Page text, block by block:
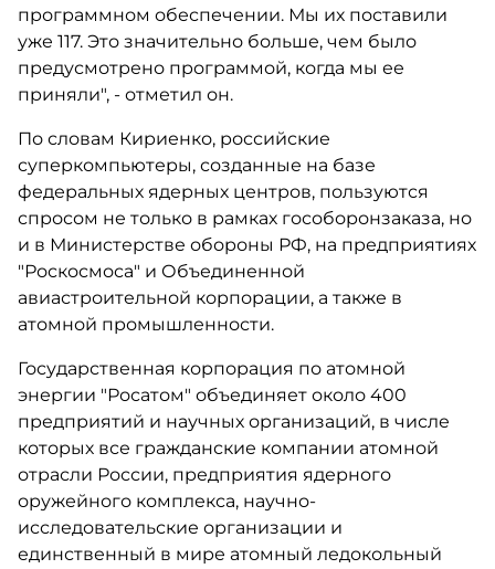
программном обеспечении. Мы их поставили
уже 117. Это значительно больше, чем было
предусмотрено программой, когда мы ее
приняли", - отметил он.
По словам Кириенко, российские
суперкомпьютеры, созданные на базе
федеральных ядерных центров, пользуются
спросом не только в рамках гособоронзаказа, но
и в Министерстве обороны РФ, на предприятиях
"Роскосмоса" и Объединенной
авиастроительной корпорации, а также в
атомной промышленности.
Государственная корпорация по атомной
энергии "Росатом" объединяет около 400
предприятий и научных организаций, в числе
которых все гражданские компании атомной
отрасли России, предприятия ядерного
оружейного комплекса, научно-
исследовательские организации и
единственный в мире атомный ледокольный